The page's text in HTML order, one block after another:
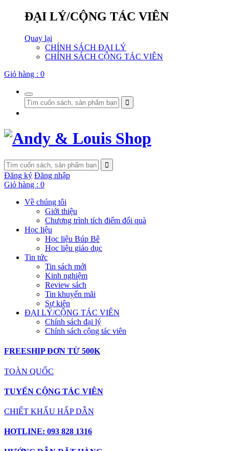
ĐẠI LÝ/CỘNG TÁC VIÊN
Quay lại
CHÍNH SÁCH ĐẠI LÝ
CHÍNH SÁCH CỘNG TÁC VIÊN
Giỏ hàng : 0
Đăng ký Đăng nhập
Giỏ hàng : 0
Về chúng tôi
Giới thiệu
Chương trình tích điểm đổi quà
Học liệu
Học liệu Búp Bê
Học liệu giáo dục
Tin tức
Tin sách mới
Kinh nghiệm
Review sách
Tin khuyến mãi
Sự kiện
ĐẠI LÝ/CỘNG TÁC VIÊN
Chính sách đại lý
Chính sách cộng tác viên
FREESHIP ĐƠN TỪ 500K
TOÀN QUỐC
TUYỂN CỘNG TÁC VIÊN
CHIẾT KHẤU HẤP DẪN
HOTLINE: 093 828 1316